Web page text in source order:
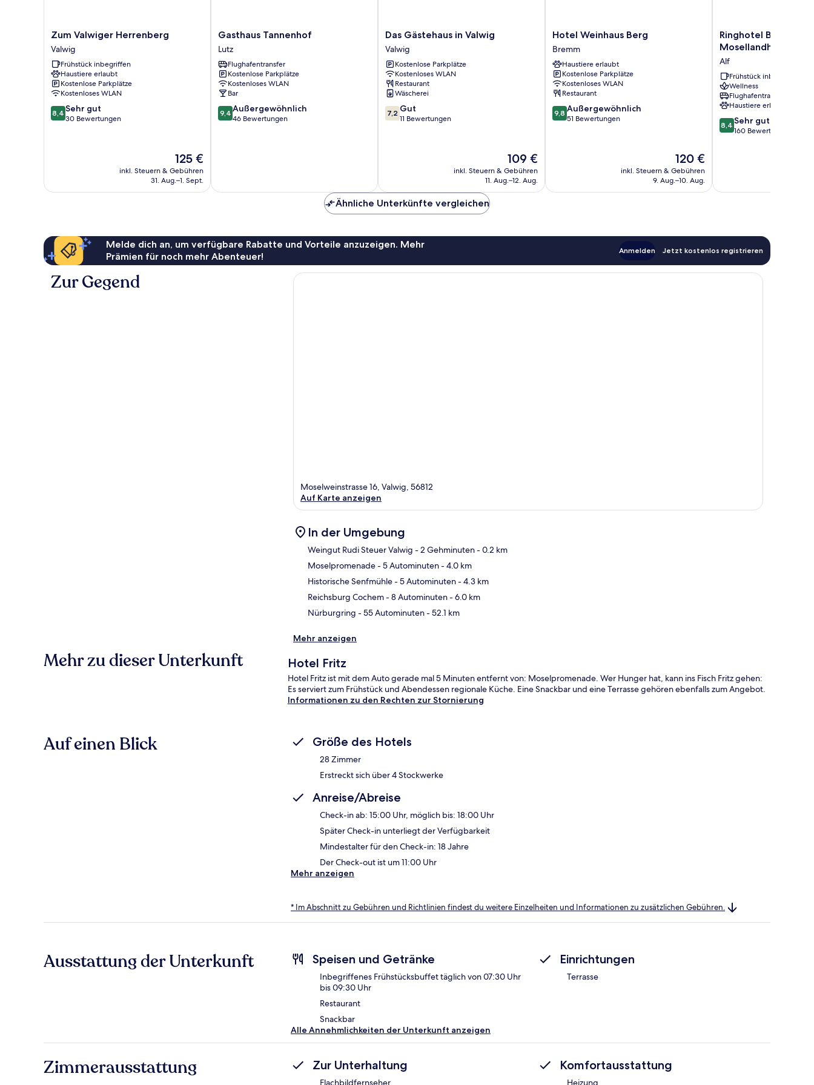
Zum
Valwiger
Herrenberg
Valwig
Zum Valwiger Herrenberg
Valwig
Frühstück inbegriffen
Haustiere erlaubt
Kostenlose Parkplätze
Kostenloses WLAN
8.4
von
8,4 Sehr gut
30 Bewertungen
Der
Preis
beträgt
125 €
inkl. Steuern & Gebühren
31. Aug.–1. Sept.
Gasthaus
Tannenhof
Lutz
Gasthaus Tannenhof
Lutz
Flughafentransfer
Kostenlose Parkplätze
Kostenloses WLAN
Bar
9.4
von
9,4 Außergewöhnlich
46 Bewertungen
Das
Gästehaus
in
Valwig
Valwig
Das Gästehaus in Valwig
Valwig
Kostenlose Parkplätze
Kostenloses WLAN
Restaurant
Wäscherei
7.2
von
7,2 Gut
11 Bewertungen
Der
Preis
beträgt
109 €
inkl. Steuern & Gebühren
11. Aug.–12. Aug.
Hotel
Weinhaus
Berg
Bremm
Hotel Weinhaus Berg
Bremm
Haustiere erlaubt
Kostenlose Parkplätze
Kostenloses WLAN
Restaurant
9.8
von
9,8 Außergewöhnlich
51 Bewertungen
Der
Preis
beträgt
120 €
inkl. Steuern & Gebühren
9. Aug.–10. Aug.
Ringhotel
Bömers
Alf
Ringhotel Bömers
Mosellandhotel
Alf
Frühstück inbegriffen
Wellness
Flughafentransfer
Haustiere erlaubt
8.4
von
8,4 Sehr gut
160 Bewertungen
Ähnliche Unterkünfte vergleichen
Melde dich an, um verfügbare Rabatte und Vorteile anzuzeigen. Mehr
Prämien für noch mehr Abenteuer!
Anmelden Jetzt kostenlos registrieren
Zur Gegend
Moselweinstrasse 16, Valwig, 56812
Auf Karte anzeigen
In der Umgebung
Weingut Rudi Steuer Valwig - 2 Gehminuten- 0.2 km
Moselpromenade- 5 Autominuten- 4.0 km
Historische Senfmühle- 5 Autominuten- 4.3 km
Reichsburg Cochem- 8 Autominuten- 6.0 km
Nürburgring - 55 Autominuten- 52.1 km
Mehr anzeigen
Mehr zu dieser Unterkunft Hotel Fritz
Hotel Fritz ist mit dem Auto gerade mal 5 Minuten entfernt von: Moselpromenade. Wer Hunger hat, kann ins Fisch Fritz gehen:
Es serviert zum Frühstück und Abendessen regionale Küche. Eine Snackbar und eine Terrasse gehören ebenfalls zum Angebot.
Informationen zu den Rechten zur Stornierung
Auf einen Blick Größe des Hotels
28 Zimmer
Erstreckt sich über 4 Stockwerke
Anreise/Abreise
Check-in ab: 15:00 Uhr, möglich bis: 18:00 Uhr
Später Check-in unterliegt der Verfügbarkeit
Mindestalter für den Check-in: 18 Jahre
Der Check-out ist um 11:00 Uhr
Mehr anzeigen
* Im Abschnitt zu Gebühren und Richtlinien findest du weitere Einzelheiten und Informationen zu zusätzlichen Gebühren.
Ausstattung der Unterkunft Speisen und Getränke
Inbegriffenes Frühstücksbuffet täglich von 07:30 Uhr
bis 09:30 Uhr
Restaurant
Snackbar
Einrichtungen
Terrasse
Alle Annehmlichkeiten der Unterkunft anzeigen
Zimmerausstattung Zur Unterhaltung
Flachbildfernseher
Komfortausstattung
Heizung